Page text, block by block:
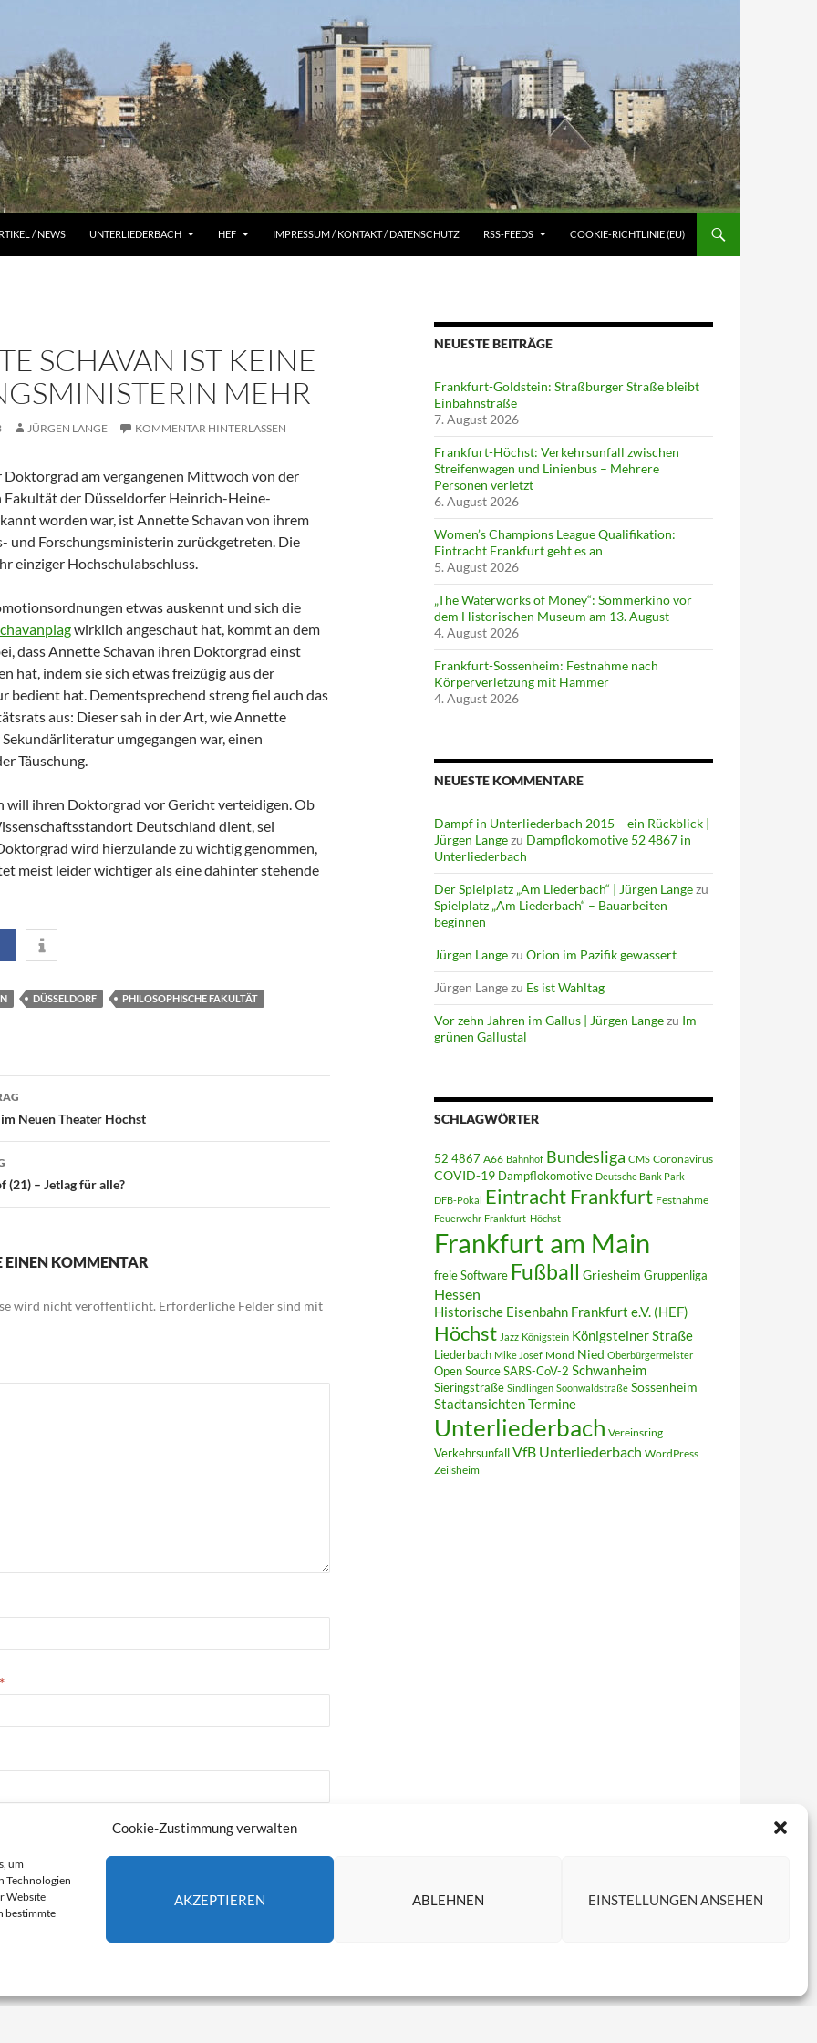
Cookie-Zustimmung verwalten
um
Technologien
Website
bestimmte
AKZEPTIEREN ABLEHNEN EINSTELLUNGEN ANSEHEN
/ NEWS UNTERLIEDERBACH HEF IMPRESSUM / KONTAKT / DATENSCHUTZ RSS-FEEDS COOKIE-RICHTLINIE (EU)
SCHAVAN IST KEINE
MEHR
JÜRGEN LANGE KOMMENTAR HINTERLASSEN
Doktorgrad am vergangenen Mittwoch von der
Fakultät der Düsseldorfer Heinrich-Heine-
worden war, ist Annette Schavan von ihrem
und Forschungsministerin zurückgetreten. Die
einziger Hochschulabschluss.
etwas auskennt und sich die
wirklich angeschaut hat, kommt an dem
dass Annette Schavan ihren Doktorgrad einst
hat, indem sie sich etwas freizügig aus der
bedient hat. Dementsprechend streng fiel auch das
aus: Dieser sah in der Art, wie Annette
umgegangen war, einen
Täuschung.
will ihren Doktorgrad vor Gericht verteidigen. Ob
Deutschland dient, sei
wird hierzulande zu wichtig genommen,
meist leider wichtiger als eine dahinter stehende
DÜSSELDORF
PHILOSOPHISCHE FAKULTÄT
Neuen Theater Höchst
(21) – Jetlag für alle?
EINEN KOMMENTAR
wird nicht veröffentlicht. Erforderliche Felder sind mit
*
NEUESTE BEITRÄGE
Frankfurt-Goldstein: Straßburger Straße bleibt
Einbahnstraße
7. August 2026
Frankfurt-Höchst: Verkehrsunfall zwischen
Streifenwagen und Linienbus – Mehrere
Personen verletzt
6. August 2026
Women’s Champions League Qualifikation:
Eintracht Frankfurt geht es an
5. August 2026
„The Waterworks of Money“: Sommerkino vor
dem Historischen Museum am 13. August
4. August 2026
Frankfurt-Sossenheim: Festnahme nach
Körperverletzung mit Hammer
4. August 2026
NEUESTE KOMMENTARE
Dampf in Unterliederbach 2015 – ein Rückblick |
Jürgen Langezu Dampflokomotive 52 4867 in
Unterliederbach
Der Spielplatz „Am Liederbach“ | Jürgen Langezu
Spielplatz „Am Liederbach“ – Bauarbeiten
beginnen
Jürgen Langezu Orion im Pazifik gewassert
Jürgen Langezu Es ist Wahltag
Vor zehn Jahren im Gallus | Jürgen Langezu Im
grünen Gallustal
SCHLAGWÖRTER
52 4867 A66 Bahnhof Bundesliga CMS Coronavirus
COVID-19 Dampflokomotive Deutsche Bank Park
DFB-Pokal Eintracht Frankfurt Festnahme
Feuerwehr Frankfurt-Höchst
Frankfurt am Main
freie Software Fußball Griesheim Gruppenliga
Hessen
Historische Eisenbahn Frankfurt e.V. (HEF)
Höchst Jazz Königstein Königsteiner Straße
Liederbach Mike Josef Mond Nied Oberbürgermeister
Open SourceSARS-CoV-2 Schwanheim
Sieringstraße Sindlingen Soonwaldstraße Sossenheim
StadtansichtenTermine
Unterliederbach Vereinsring
VerkehrsunfallVfB Unterliederbach WordPress
Zeilsheim